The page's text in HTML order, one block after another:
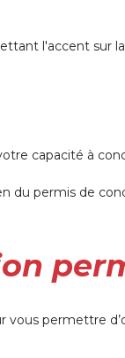
l'accent sur
capacité à
du permis de
vous permettre